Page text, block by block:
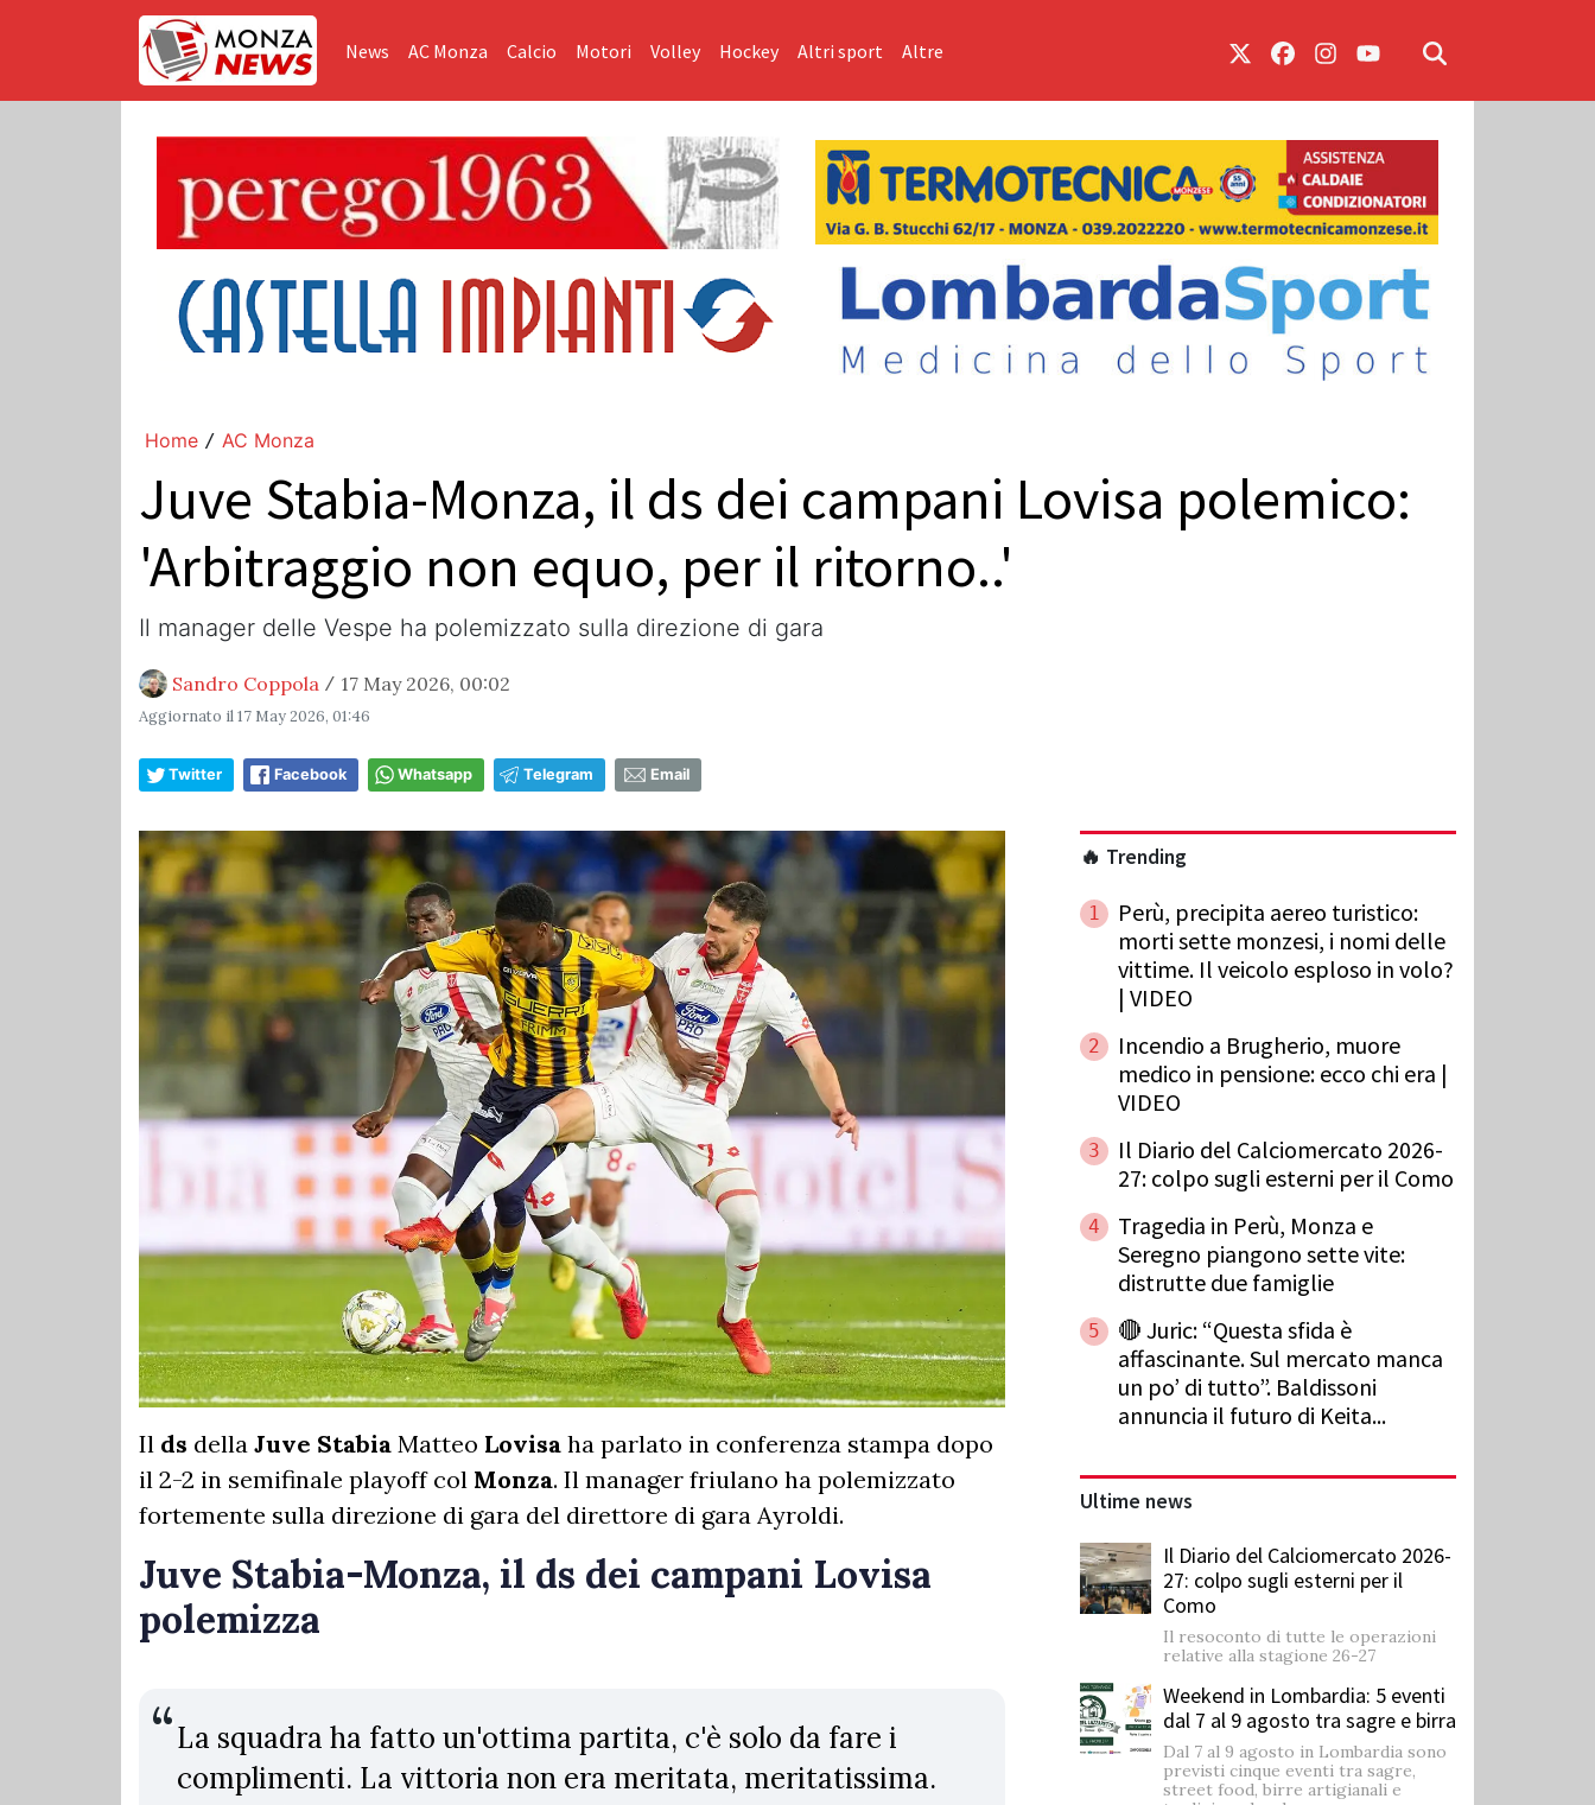
News AC Monza Calcio Motori Volley Hockey Altri sport Altre
Home / AC Monza
Juve Stabia-Monza, il ds dei campani Lovisa polemico:
'Arbitraggio non equo, per il ritorno..'
Il manager delle Vespe ha polemizzato sulla direzione di gara
Sandro Coppola / 17 May 2026, 00:02
Aggiornato il17 May 2026, 01:46
Twitter Facebook Whatsapp Telegram Email
Il ds della Juve Stabia Matteo Lovisa ha parlato in conferenza stampa dopo
il 2-2 in semifinale playoff col Monza. Il manager friulano ha polemizzato
fortemente sulla direzione di gara del direttore di gara Ayroldi.
Juve Stabia-Monza, il ds dei campani Lovisa
polemizza
La squadra ha fatto un'ottima partita, c'è solo da fare i
complimenti. La vittoria non era meritata, meritatissima.
🔥 Trending
1
Perù, precipita aereo turistico:
morti sette monzesi, i nomi delle
vittime. Il veicolo esploso in volo?
| VIDEO
2
Incendio a Brugherio, muore
medico in pensione: ecco chi era |
VIDEO
3
Il Diario del Calciomercato 2026-
27: colpo sugli esterni per il Como
4
Tragedia in Perù, Monza e
Seregno piangono sette vite:
distrutte due famiglie
5
🔴 Juric: “Questa sfida è
affascinante. Sul mercato manca
un po’ di tutto”. Baldissoni
annuncia il futuro di Keita...
Ultime news
Il Diario del Calciomercato 2026-
27: colpo sugli esterni per il
Como
Il resoconto di tutte le operazioni
relative alla stagione 26-27
Weekend in Lombardia: 5 eventi
dal 7 al 9 agosto tra sagre e birra
Dal 7 al 9 agosto in Lombardia sono
previsti cinque eventi tra sagre,
street food, birre artigianali e